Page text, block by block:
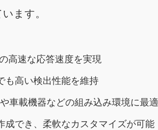
ます。
高速な応答速度を実現
も高い検出性能を維持
車載機器などの組み込み環境に最適
でき、柔軟なカスタマイズが可能